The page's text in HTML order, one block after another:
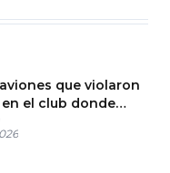
que violaron
el club donde